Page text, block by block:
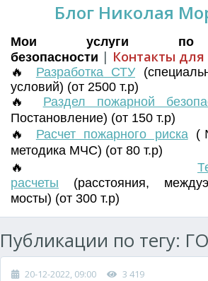
Блог Николая
Мои услуги по
безопасности | Контакты для
🔥 Разработка СТУ (
условий) (от 2500 т.р)
🔥 Раздел пожарной
Постановление) (от 150 т.р)
🔥 Расчет пожарного риска
методика МЧС) (от 80 т.р)
🔥 Т
расчеты (расстояния,
мосты) (от 300 т.р)
Публикации по тегу:
20-12-2022, 09:00 3 419